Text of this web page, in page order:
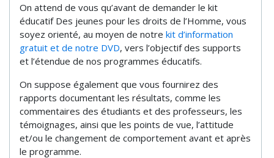
On attend de vous qu’avant de demander le kit
éducatif Des jeunes pour les droits de l’Homme, vous
soyez orienté, au moyen de notre kit d’information
gratuit et de notre DVD, vers l’objectif des supports
et l’étendue de nos programmes éducatifs.
On suppose également que vous fournirez des
rapports documentant les résultats, comme les
commentaires des étudiants et des professeurs, les
témoignages, ainsi que les points de vue, l’attitude
et/ou le changement de comportement avant et après
le programme.